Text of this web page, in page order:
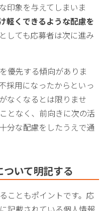
印象を与えてしまいま
軽くできるような配慮を
しても応募者は次に進み
優先する傾向がありま
採用になったからといっ
なくなるとは限りませ
となく、前向きに次の活
分な配慮をしたうえで通
いて明記する
こともポイントです。応